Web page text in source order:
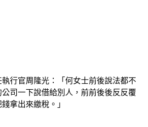
行官周隆光：「何女士前後說法都不
司一下說借給別人，前前後後反反覆
拿出來繳稅。」